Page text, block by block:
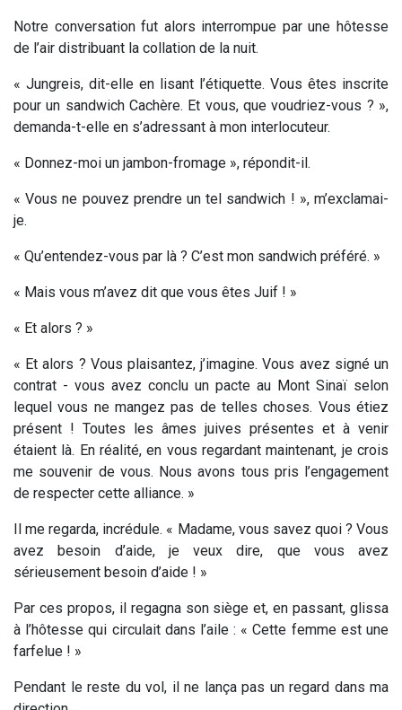
Notre conversation fut alors interrompue par une hôtesse
de l’air distribuant la collation de la nuit.
« Jungreis, dit-elle en lisant l’étiquette. Vous êtes inscrite
pour un sandwich Cachère. Et vous, que voudriez-vous ? »,
demanda-t-elle en s’adressant à mon interlocuteur.
« Donnez-moi un jambon-fromage », répondit-il.
« Vous ne pouvez prendre un tel sandwich ! », m’exclamai-
je.
« Qu’entendez-vous par là ? C’est mon sandwich préféré. »
« Mais vous m’avez dit que vous êtes Juif ! »
« Et alors ? »
« Et alors ? Vous plaisantez, j’imagine. Vous avez signé un
contrat - vous avez conclu un pacte au Mont Sinaï selon
lequel vous ne mangez pas de telles choses. Vous étiez
présent ! Toutes les âmes juives présentes et à venir
étaient là. En réalité, en vous regardant maintenant, je crois
me souvenir de vous. Nous avons tous pris l’engagement
de respecter cette alliance. »
Il me regarda, incrédule. « Madame, vous savez quoi ? Vous
avez besoin d’aide, je veux dire, que vous avez
sérieusement besoin d’aide ! »
Par ces propos, il regagna son siège et, en passant, glissa
à l’hôtesse qui circulait dans l’aile : « Cette femme est une
farfelue ! »
Pendant le reste du vol, il ne lança pas un regard dans ma